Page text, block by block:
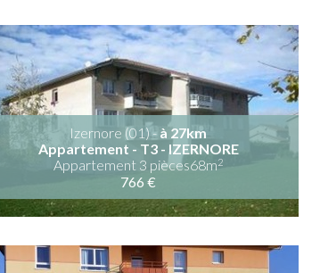
Izernore (01) - à 27km
Appartement - T3 - IZERNORE
Appartement 3 pièces68m2
766 €